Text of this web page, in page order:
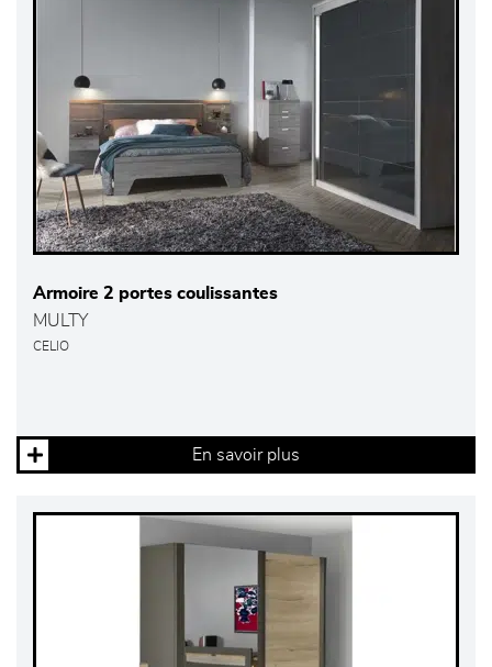
Armoire 2 portes coulissantes
MULTY
CELIO
En savoir plus